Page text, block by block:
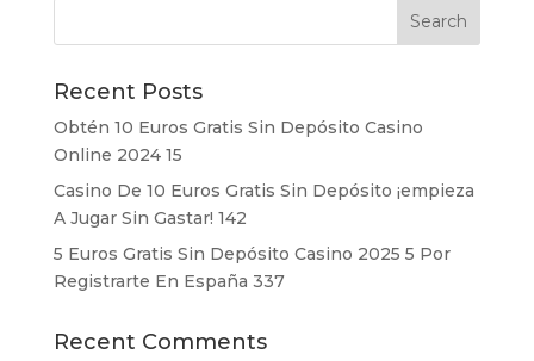
Recent Posts
Obtén 10 Euros Gratis Sin Depósito Casino
Online 2024 15
Casino De 10 Euros Gratis Sin Depósito ¡empieza
A Jugar Sin Gastar! 142
5 Euros Gratis Sin Depósito Casino 2025 5 Por
Registrarte En España 337
Recent Comments